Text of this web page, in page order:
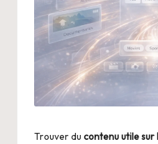
Trouver du contenu utile sur